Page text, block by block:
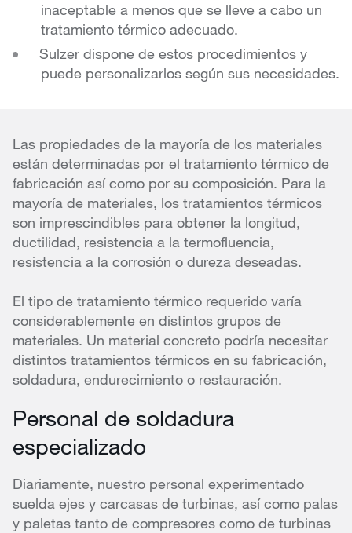
inaceptable a menos que se lleve a cabo un
tratamiento térmico adecuado.
Sulzer dispone de estos procedimientos y
puede personalizarlos según sus necesidades.
Las propiedades de la mayoría de los materiales
están determinadas por el tratamiento térmico de
fabricación así como por su composición. Para la
mayoría de materiales, los tratamientos térmicos
son imprescindibles para obtener la longitud,
ductilidad, resistencia a la termofluencia,
resistencia a la corrosión o dureza deseadas.
El tipo de tratamiento térmico requerido varía
considerablemente en distintos grupos de
materiales. Un material concreto podría necesitar
distintos tratamientos térmicos en su fabricación,
soldadura, endurecimiento o restauración.
Personal de soldadura
especializado
Diariamente, nuestro personal experimentado
suelda ejes y carcasas de turbinas, así como palas
y paletas tanto de compresores como de turbinas